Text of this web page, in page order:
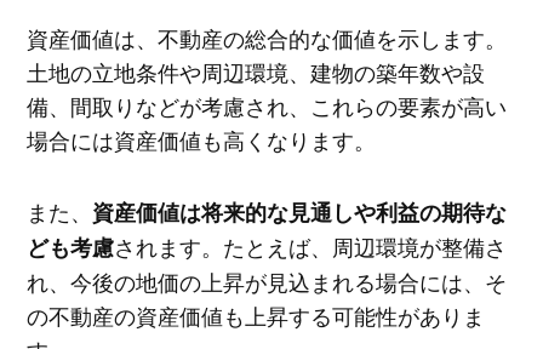
資産価値は、不動産の総合的な価値を示します。
土地の立地条件や周辺環境、建物の築年数や設
備、間取りなどが考慮され、これらの要素が高い
場合には資産価値も高くなります。
また、 資産価値は将来的な見通しや利益の期待な
ども考慮されます。たとえば、周辺環境が整備さ
れ、今後の地価の上昇が見込まれる場合には、そ
の不動産の資産価値も上昇する可能性がありま